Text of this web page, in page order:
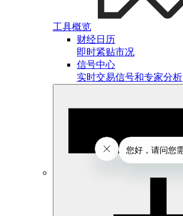
工具概览
财经日历
即时紧贴市况
信号中心
实时交易信号和专家分析